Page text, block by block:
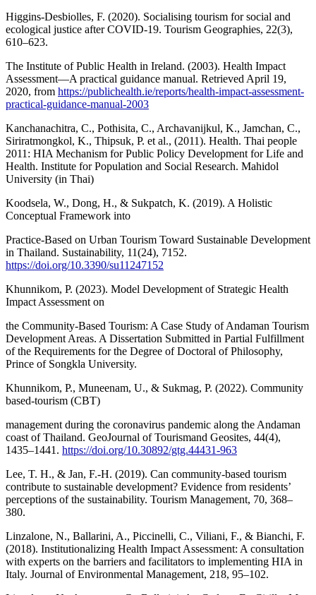
Higgins-Desbiolles, F. (2020). Socialising tourism for social and
ecological justice after COVID-19. Tourism Geographies, 22(3),
610–623.
The Institute of Public Health in Ireland. (2003). Health Impact
Assessment—A practical guidance manual. Retrieved April 19,
2020, from https://publichealth.ie/reports/health-impact-assessment-
practical-guidance-manual-2003
Kanchanachitra, C., Pothisita, C., Archavanijkul, K., Jamchan, C.,
Siriratmongkol, K., Thipsuk, P. et al., (2011). Health. Thai people
2011: HIA Mechanism for Public Policy Development for Life and
Health. Institute for Population and Social Research. Mahidol
University (in Thai)
Koodsela, W., Dong, H., & Sukpatch, K. (2019). A Holistic
Conceptual Framework into
Practice-Based on Urban Tourism Toward Sustainable Development
in Thailand. Sustainability, 11(24), 7152.
https://doi.org/10.3390/su11247152
Khunnikom, P. (2023). Model Development of Strategic Health
Impact Assessment on
the Community-Based Tourism: A Case Study of Andaman Tourism
Development Areas. A Dissertation Submitted in Partial Fulfillment
of the Requirements for the Degree of Doctoral of Philosophy,
Prince of Songkla University.
Khunnikom, P., Muneenam, U., & Sukmag, P. (2022). Community
based-tourism (CBT)
management during the coronavirus pandemic along the Andaman
coast of Thailand. GeoJournal of Tourismand Geosites, 44(4),
1435–1441. https://doi.org/10.30892/gtg.44431-963
Lee, T. H., & Jan, F.-H. (2019). Can community-based tourism
contribute to sustainable development? Evidence from residents’
perceptions of the sustainability. Tourism Management, 70, 368–
380.
Linzalone, N., Ballarini, A., Piccinelli, C., Viliani, F., & Bianchi, F.
(2018). Institutionalizing Health Impact Assessment: A consultation
with experts on the barriers and facilitators to implementing HIA in
Italy. Journal of Environmental Management, 218, 95–102.